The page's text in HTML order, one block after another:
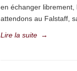
en échanger
attendons au Falstaff,
Lire la suite →